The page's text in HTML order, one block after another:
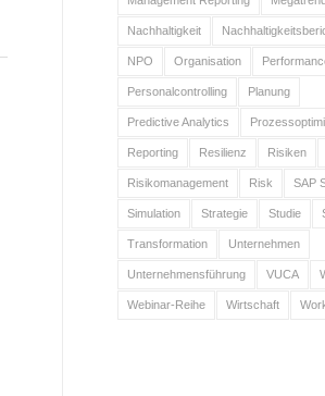
Nachhaltigkeit
NPO Organisation
Personalcontrolling Planung
Predictive Analytics
Reporting Resilienz Risiken
Risikomanagement Risk SAP
Simulation Strategie Studie
Transformation Unternehmen
Unternehmensführung VUCA
Webinar-Reihe Wirtschaft